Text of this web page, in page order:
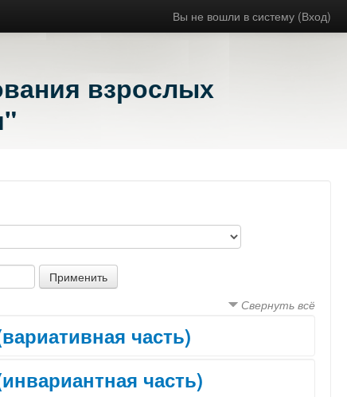
Вы не вошли в систему (Вход)
взрослых
Свернуть всё
часть)
часть)